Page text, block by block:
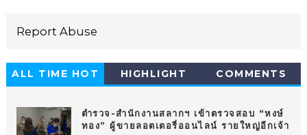
Report Abuse
ALL TIME HOT
HIGHLIGHT COMMENTS
ตำรวจ-สำนักงานสลากฯ เข้าตรวจสอบ “หงษ์
ทอง” ผู้ขายลอตเตอรี่ออนไลน์ รายใหญ่อีกเจ้า